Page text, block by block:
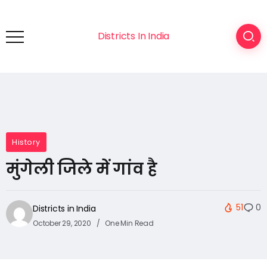
Districts In India
History
मुंगेली जिले में गांव है
Districts in India
October 29, 2020 One Min Read
51 0